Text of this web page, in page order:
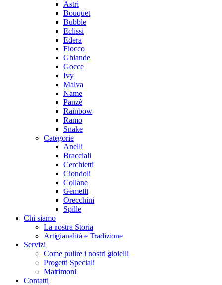
Astri
Bouquet
Bubble
Eclissi
Edera
Fiocco
Ghiande
Gocce
Ivy
Malva
Name
Panzè
Rainbow
Ramo
Snake
Categorie
Anelli
Bracciali
Cerchietti
Ciondoli
Collane
Gemelli
Orecchini
Spille
Chi siamo
La nostra Storia
Artigianalità e Tradizione
Servizi
Come pulire i nostri gioielli
Progetti Speciali
Matrimoni
Contatti